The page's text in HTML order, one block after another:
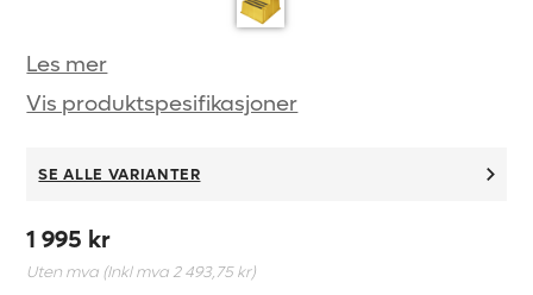
Les mer
Vis produktspesifikasjoner
SE ALLE VARIANTER
1 995 kr
Uten mva (Inkl mva 2 493,75 kr)